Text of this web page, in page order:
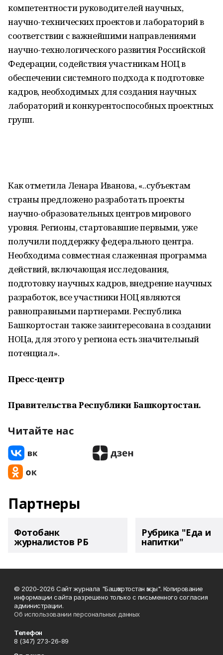
компетентности руководителей научных,
научно-технических проектов и лабораторий в
соответствии с важнейшими направлениями
научно-технологического развития Российской
Федерации, содействия участникам НОЦ в
обеспечении системного подхода к подготовке
кадров, необходимых для создания научных
лабораторий и конкурентоспособных проектных
групп.
Как отметила Ленара Иванова, «..субъектам
страны предложено разработать проекты
научно-образовательных центров мирового
уровня. Регионы, стартовавшие первыми, уже
получили поддержку федерального центра.
Необходима совместная слаженная программа
действий, включающая исследования,
подготовку научных кадров, внедрение научных
разработок, все участники НОЦ являются
равноправными партнерами. Республика
Башкортостан также заинтересована в создании
НОЦа, для этого у региона есть значительный
потенциал».
Пресс-центр
Правительства Республики Башкортостан.
Читайте нас
Партнеры
Фотобанк
журналистов РБ
Рубрика "Еда и
напитки"
© 2020-2026 Сайт журнала "Башҡортостан ҡыҙы". Копирование
информации сайта разрешено только с письменного согласия
администрации.
Об использовании персональных данных
Телефон
8 (347) 273-26-89